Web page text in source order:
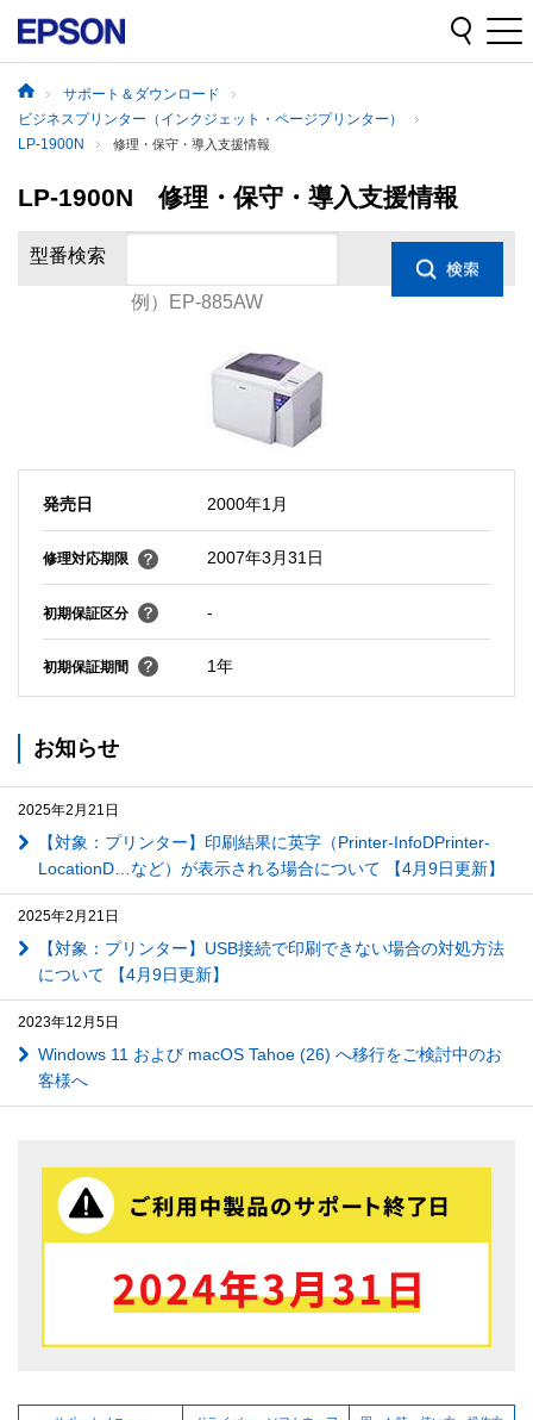
サポート＆ダウンロード
ビジネスプリンター（インクジェット・ページプリンター）
LP-1900N
修理・保守・導入支援情報
LP-1900N 修理・保守・導入支援情報
型番検索
例）EP-885AW
発売日 2000年1月
修理対応期限 2007年3月31日
初期保証区分 -
初期保証期間 1年
お知らせ
2025年2月21日
【対象：プリンター】印刷結果に英字（Printer-InfoDPrinter-
LocationD…など）が表示される場合について 【4月9日更新】
2025年2月21日
【対象：プリンター】USB接続で印刷できない場合の対処方法
について 【4月9日更新】
2023年12月5日
Windows 11 および macOS Tahoe (26) へ移行をご検討中のお
客様へ